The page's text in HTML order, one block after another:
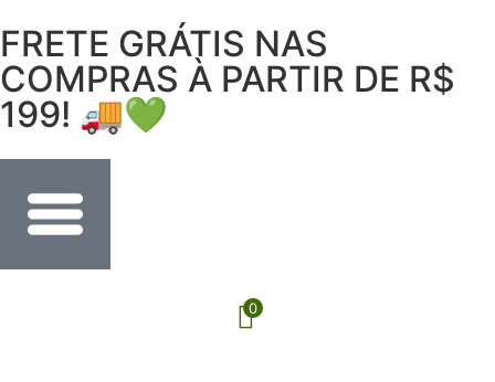
FRETE GRÁTIS NAS
COMPRAS À PARTIR DE R$
199! 🚚💚
0